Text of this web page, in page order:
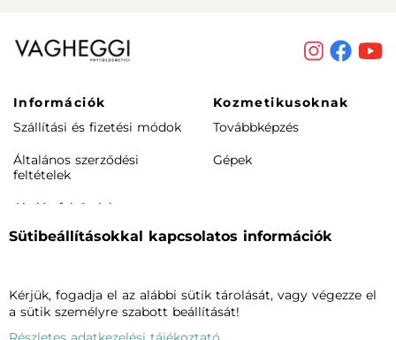
Információk
Szállítási és fizetési módok
Általános szerződési
feltételek
Akciós feltételek
Rendeléstől elállás /
Kozmetikusoknak
Továbbképzés
Gépek
Termékeink
Arcápolás
Cégünkről
Vagheggiről
Sütibeállításokkal kapcsolatos információk
Kérjük, fogadja el az alábbi sütik tárolását, vagy végezze el
a sütik személyre szabott beállítását!